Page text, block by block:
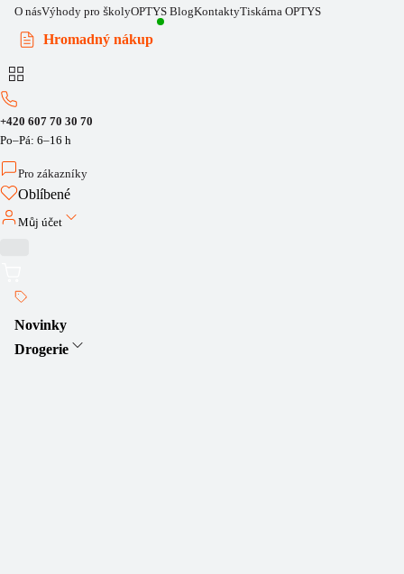
O násVýhody pro školyOPTYS BlogKontaktyTiskárna OPTYS
Hromadný nákup
+420 607 70 30 70
Po–Pá: 6–16 h
Pro zákazníky
Oblíbené
Můj účet
Novinky
Drogerie